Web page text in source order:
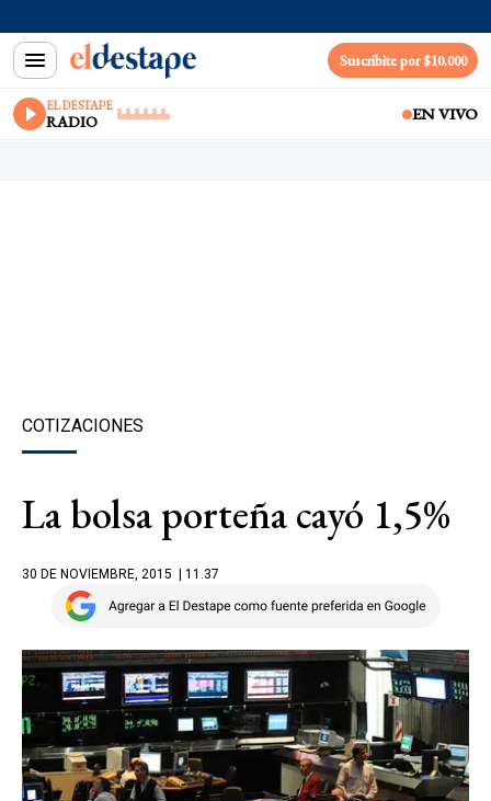
Suscribite por $10.000
EL DESTAPE
RADIO EN VIVO
COTIZACIONES
La bolsa porteña cayó 1,5%
30 DE NOVIEMBRE, 2015 | 11.37